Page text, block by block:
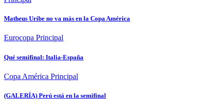
Matheus Uribe no va más en la Copa América
Eurocopa Principal
Qué semifinal: Italia-España
Copa América Principal
(GALERÍA) Perú está en la semifinal